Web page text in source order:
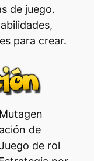
de juego.
para crear.
de
de rol